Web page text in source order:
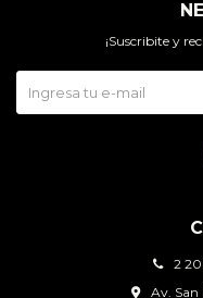
2
Av. San
¡Suscribite y